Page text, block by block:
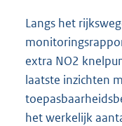
Langs het
extra NO2
laatste inzichten
het werkelijk